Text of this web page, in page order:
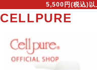
5,500円(税込)以
CELLPURE